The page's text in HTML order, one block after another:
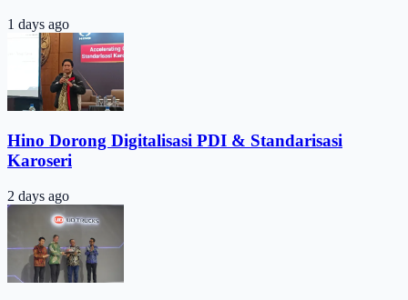
1 days ago
Hino Dorong Digitalisasi PDI & Standarisasi
Karoseri
2 days ago